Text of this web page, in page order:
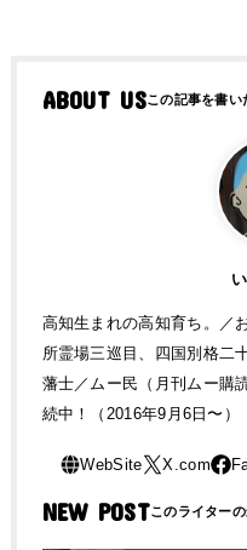
ABOUT US
高知生まれの高知育ち。／
所霊場三巡目、四国別格二
藩士／ムー民（月刊ムー購
続中！（2016年9月6日〜）
NEW POST